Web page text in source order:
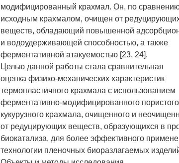
модифицированный крахмал. Он, по
исходным крахмалом, очищен от
веществ, обладающий повышенной
и водоудерживающей способностью, а также
ферментативной атакуемостью [23, 24].
Целью данной работы стала сравнительная
оценка физико-механических характеристик
термопластичного крахмала с использованием
ферментативно-модифицированного пористого
кукурузного крахмала, очищенного и
от редуцирующих веществ, образующихся в
биокатализа, для более эффективного
технологии пленочных биоразлагаемых